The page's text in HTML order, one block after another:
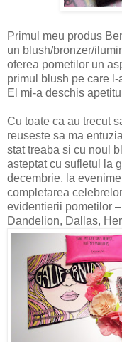
Primul meu produs
un blush/bronzer/
oferea pometilor un
primul blush pe care
El mi-a deschis
Cu toate ca au trecut
reuseste sa ma
stat treaba si cu noul
asteptat cu sufletul la
decembrie, la
completarea
evidentierii pometilor
Dandelion, Dallas,